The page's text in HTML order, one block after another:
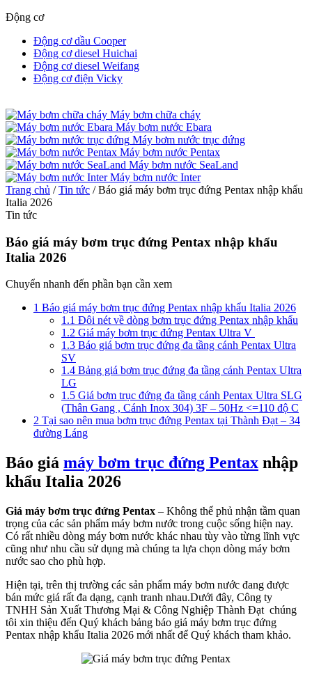
Động cơ
Động cơ dầu Cooper
Động cơ diesel Huichai
Động cơ diesel Weifang
Động cơ điện Vicky
Máy bơm chữa cháy
Máy bơm nước Ebara
Máy bơm nước trục đứng
Máy bơm nước Pentax
Máy bơm nước SeaLand
Máy bơm nước Inter
Trang chủ /Tin tức /Báo giá máy bơm trục đứng Pentax nhập khẩu
Italia 2026
Tin tức
Báo giá máy bơm trục đứng Pentax nhập khẩu
Italia 2026
Chuyển nhanh đến phần bạn cần xem
1 Báo giá máy bơm trục đứng Pentax nhập khẩu Italia 2026
1.1 Đôi nét về dòng bơm trục đứng Pentax nhập khẩu
1.2 Giá máy bơm trục đứng Pentax Ultra V
1.3 Báo giá bơm trục đứng đa tầng cánh Pentax Ultra
SV
1.4 Bảng giá bơm trục đứng đa tầng cánh Pentax Ultra
LG
1.5 Giá bơm trục đứng đa tầng cánh Pentax Ultra SLG
(Thân Gang , Cánh Inox 304) 3F – 50Hz <=110 độ C
2 Tại sao nên mua bơm trục đứng Pentax tại Thành Đạt – 34
đường Láng
Báo giá máy bơm trục đứng Pentax nhập
khẩu Italia 2026
Giá máy bơm trục đứng Pentax – Không thể phủ nhận tầm quan
trọng của các sản phẩm máy bơm nước trong cuộc sống hiện nay.
Có rất nhiều dòng máy bơm nước khác nhau tùy vào từng lĩnh vực
cũng như nhu cầu sử dụng mà chúng ta lựa chọn dòng máy bơm
nước sao cho phù hợp.
Hiện tại, trên thị trường các sản phẩm máy bơm nước đang được
bán mức giá rất đa dạng, cạnh tranh nhau.Dưới đây, Công ty
TNHH Sản Xuất Thương Mại & Công Nghiệp Thành Đạt chúng
tôi xin thiệu đến Quý khách bảng báo giá máy bơm trục đứng
Pentax nhập khẩu Italia 2026 mới nhất để Quý khách tham khảo.